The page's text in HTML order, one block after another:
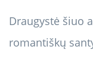
Draugystė šiuo
romantiškų